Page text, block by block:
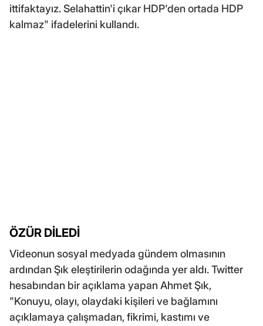
ittifaktayız. Selahattin'i çıkar HDP'den ortada HDP
kalmaz" ifadelerini kullandı.
ÖZÜR DİLEDİ
Videonun sosyal medyada gündem olmasının
ardından Şık eleştirilerin odağında yer aldı. Twitter
hesabından bir açıklama yapan Ahmet Şık,
"Konuyu, olayı, olaydaki kişileri ve bağlamını
açıklamaya çalışmadan, fikrimi, kastımı ve